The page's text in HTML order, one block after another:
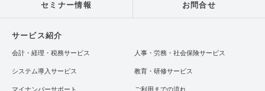
セミナー情報 お問合せ
サービス紹介
会計・経理・税務サービス 人事・労務・社会保険サービス
システム導入サービス 教育・研修サービス
マイナンバーサポート ご利用までの流れ